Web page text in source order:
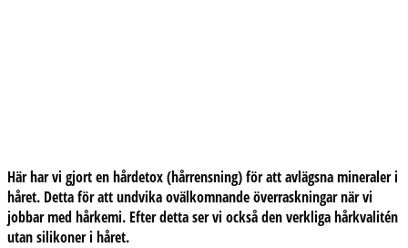
Här har vi gjort en hårdetox (hårrensning) för att avlägsna mineraler i
håret. Detta för att undvika ovälkomnande överraskningar när vi
jobbar med hårkemi. Efter detta ser vi också den verkliga hårkvalitén
utan silikoner i håret.